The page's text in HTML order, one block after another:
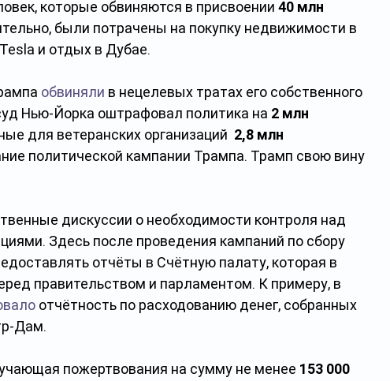
которые обвиняются в присвоении 40 млн
были потрачены на покупку недвижимости в
и отдых в Дубае.
обвиняли в нецелевых тратах его собственного
Нью-Йорка оштрафовал политика на 2 млн
для ветеранских организаций 2,8 млн
политической кампании Трампа. Трамп свою вину
дискуссии о необходимости контроля над
Здесь после проведения кампаний по сбору
отчёты в Счётную палату, которая в
правительством и парламентом. К примеру, в
отчётность по расходованию денег, собранных
Дам.
пожертвования на сумму не менее 153 000